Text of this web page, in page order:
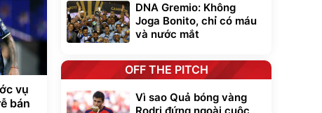
vụ
bán
DNA Gremio: Không
Joga Bonito, chỉ có máu
và nước mắt
OFF THE PITCH
Vì sao Quả bóng vàng